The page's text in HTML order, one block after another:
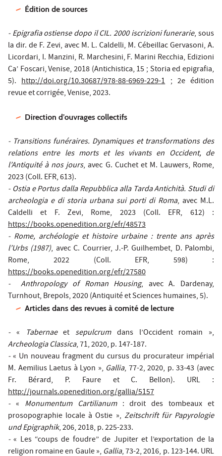
Édition de sources
- Epigrafia ostiense dopo il CIL. 2000 iscrizioni funerarie, sous
la dir. de F. Zevi, avec M. L. Caldelli, M. Cébeillac Gervasoni, A.
Licordari, I. Manzini, R. Marchesini, F. Marini Recchia, Edizioni
Ca’ Foscari, Venise, 2018 (Antichistica, 15 ; Storia ed epigrafia,
5).http://doi.org/10.30687/978-88-6969-229-1; 2e édition
revue et corrigée, Venise, 2023.
Direction d’ouvrages collectifs
- Transitions funéraires. Dynamiques et transformations des
relations entre les morts et les vivants en Occident, de
l’Antiquité à nos jours, avec G. Cuchet et M. Lauwers, Rome,
2023 (Coll. EFR, 613).
- Ostia e Portus dalla Repubblica alla Tarda Antichità. Studi di
archeologia e di storia urbana sui porti di Roma, avec M.L.
Caldelli et F. Zevi, Rome, 2023 (Coll. EFR, 612) :
https://books.openedition.org/efr/48573
- Rome, archéologie et histoire urbaine : trente ans après
l’Urbs (1987), avec C. Courrier, J.-P. Guilhembet, D. Palombi,
Rome, 2022 (Coll. EFR, 598) :
https://books.openedition.org/efr/27580
- Anthropology of Roman Housing, avec A. Dardenay,
Turnhout, Brepols, 2020 (Antiquité et Sciences humaines, 5).
Articles dans des revues à comité de lecture
- « Tabernaeet sepulcrumdans l’Occident romain »,
Archeologia Classica, 71, 2020, p. 147-187.
-« Un nouveau fragment du cursus du procurateur impérial
M. Aemilius Laetus à Lyon », Gallia, 77-2, 2020, p. 33-43 (avec
Fr. Bérard, P. Faure et C. Bellon). URL :
http://journals.openedition.org/gallia/5157
- « Monumentum Cartilianum: droit des tombeaux et
prosopographie locale à Ostie », Zeitschrift für Papyrologie
und Epigraphik, 206, 2018, p. 225-233.
-« Les “coups de foudre” de Jupiter et l’exportation de la
religion romaine en Gaule », Gallia, 73-2, 2016, p. 123-144. URL